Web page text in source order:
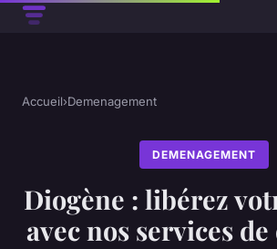
Accueil›Demenagement
DEMENAGEMENT
Diogène : libérez
avec nos services